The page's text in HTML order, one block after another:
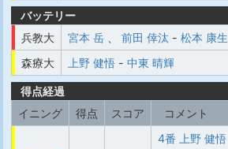
バッテリー
兵教大
宮本 岳 前田 倖汰 - 松本 康生
森療大
上野 健悟 - 中東 晴輝
得点経過
イニング
得点 スコア コメント
4番 上野 健悟